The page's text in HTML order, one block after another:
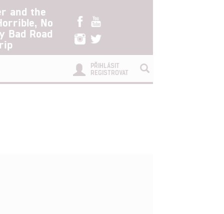
and the
No
Bad Road
PŘIHLÁSIT
REGISTROVAT